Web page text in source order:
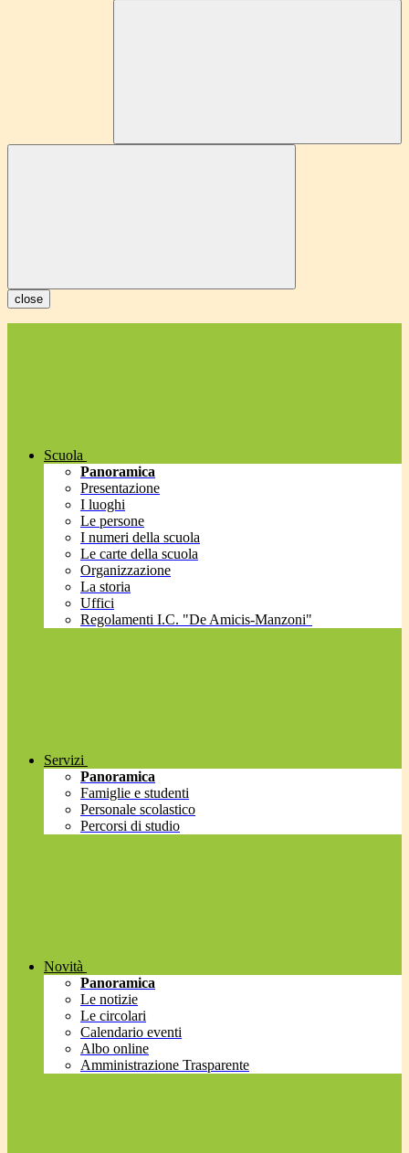
close
Scuola
Panoramica
Presentazione
I luoghi
Le persone
I numeri della scuola
Le carte della scuola
Organizzazione
La storia
Uffici
Regolamenti I.C. "De Amicis-Manzoni"
Servizi
Panoramica
Famiglie e studenti
Personale scolastico
Percorsi di studio
Novità
Panoramica
Le notizie
Le circolari
Calendario eventi
Albo online
Amministrazione Trasparente